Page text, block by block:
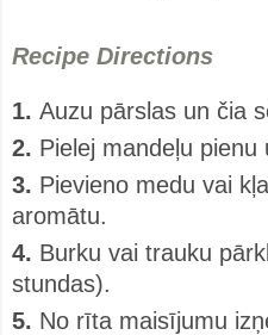
Recipe Directions
1. Auzu pārslas un čia
2. Pielej mandeļu
3. Pievieno medu vai
aromātu.
4. Burku vai trauku
stundas).
5. No rīta maisījumu